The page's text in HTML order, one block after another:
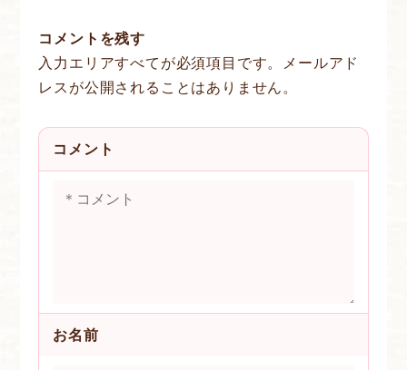
コメントを残す
入力エリアすべてが必須項目です。メールアド
レスが公開されることはありません。
コメント
お名前